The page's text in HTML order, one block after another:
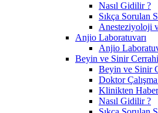
Nasıl Gidilir ?
Sıkça Sorulan
Anesteziyoloji
Anjio Laboratuvarı
Anjio
Beyin ve Sinir
Beyin ve Sinir
Doktor
Klinikten
Nasıl Gidilir ?